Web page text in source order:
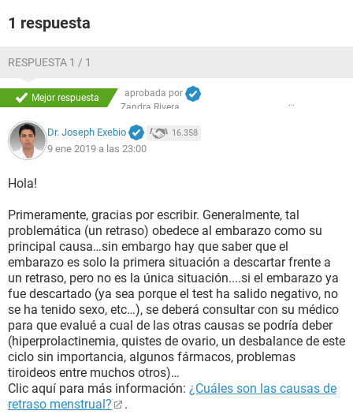
1 respuesta
RESPUESTA 1 / 1
Mejor respuesta
aprobada por
Zandra Rivera
Dr. Joseph Exebio 16.358
9 ene 2019 a las 23:00
Hola!
Primeramente, gracias por escribir. Generalmente, tal
problemática (un retraso) obedece al embarazo como su
principal causa…sin embargo hay que saber que el
embarazo es solo la primera situación a descartar frente a
un retraso, pero no es la única situación....si el embarazo ya
fue descartado (ya sea porque el test ha salido negativo, no
se ha tenido sexo, etc…), se deberá consultar con su médico
para que evalué a cual de las otras causas se podría deber
(hiperprolactinemia, quistes de ovario, un desbalance de este
ciclo sin importancia, algunos fármacos, problemas
tiroideos entre muchos otros)…
Clic aquí para más información: ¿Cuáles son las causas de
retraso menstrual?
.